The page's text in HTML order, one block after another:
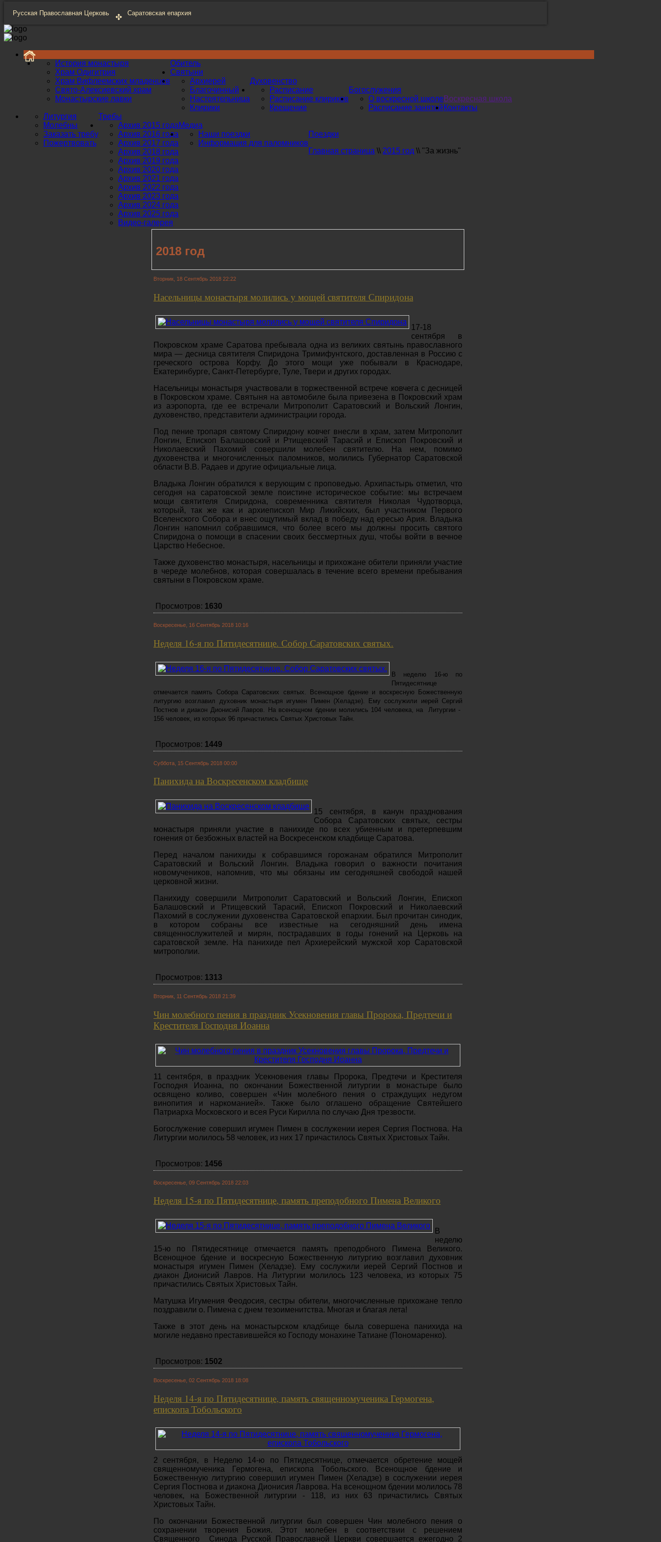
Русская Православная Церковь Саратовская епархия
Обитель
История монастыря
Храм Одигитрия
Храм Вифлеемских младенцев
Свято-Алексиевский храм
Монастырские лавки
Святыни
Духовенство
Архиерей
Благочинный
Настоятельница
Клирики
Богослужения
Расписание
Расписание клириков
Крещение
Воскресная школа
О воскресной школе
Расписание занятий Контакты
Требы
Литургия
Молебны
Заказать требу
Пожертвовать
Медиа
Архив 2015 года
Архив 2016 года
Архив 2017 года
Архив 2018 года
Архив 2019 года
Архив 2020 года
Архив 2021 года
Архив 2022 года
Архив 2023 года
Архив 2024 года
Архив 2025 года
Видео-галерея
Поездки
Наши поездки
Информация для паломников
Главная страница \\ 2015 год \\ "За жизнь"
2018 год
Вторник, 18 Сентябрь 2018 22:22
Насельницы монастыря молились у мощей святителя Спиридона
17-18
сентября в
Покровском храме Саратова пребывала одна из великих святынь православного
мира — десница святителя Спиридона Тримифунтского, доставленная в Россию с
греческого острова Корфу. До этого мощи уже побывали в Краснодаре,
Екатеринбурге, Санкт-Петербурге, Туле, Твери и других городах.
Насельницы монастыря участвовали в торжественной встрече ковчега с десницей
в Покровском храме. Святыня на автомобиле была привезена в Покровский храм
из аэропорта, где ее встречали Митрополит Саратовский и Вольский Лонгин,
духовенство, представители администрации города.
Под пение тропаря святому Спиридону ковчег внесли в храм, затем Митрополит
Лонгин, Епископ Балашовский и Ртищевский Тарасий и Епископ Покровский и
Николаевский Пахомий совершили молебен святителю. На нем, помимо
духовенства и многочисленных паломников, молились Губернатор Саратовской
области В.В. Радаев и другие официальные лица.
Владыка Лонгин обратился к верующим с проповедью. Архипастырь отметил, что
сегодня на саратовской земле поистине историческое событие: мы встречаем
мощи святителя Спиридона, современника святителя Николая Чудотворца,
который, так же как и архиепископ Мир Ликийских, был участником Первого
Вселенского Собора и внес ощутимый вклад в победу над ересью Ария. Владыка
Лонгин напомнил собравшимся, что более всего мы должны просить святого
Спиридона о помощи в спасении своих бессмертных душ, чтобы войти в вечное
Царство Небесное.
Также духовенство монастыря, насельницы и прихожане обители приняли участие
в череде молебнов, которая совершалась в течение всего времени пребывания
святыни в Покровском храме.
Просмотров: 1630
Воскресенье, 16 Сентябрь 2018 10:16
Неделя 16-я по Пятидесятнице. Собор Саратовских святых.
В неделю 16-ю по
Пятидесятнице
отмечается память Собора Саратовских святых. Всенощное бдение и воскресную Божественную
литургию возглавил духовник монастыря игумен Пимен (Хеладзе). Ему сослужили иерей Сергий
Постнов и диакон Дионисий Лавров. На всенощном бдении молились 104 человека, на Литургии -
156 человек, из которых 96 причастились Святых Христовых Тайн.
Просмотров: 1449
Суббота, 15 Сентябрь 2018 00:00
Панихида на Воскресенском кладбище
15 сентября, в канун празднования
Собора Саратовских святых, сестры
монастыря приняли участие в панихиде по всех убиенным и претерпевшим
гонения от безбожных властей на Воскресенском кладбище Саратова.
Перед началом панихиды к собравшимся горожанам обратился Митрополит
Саратовский и Вольский Лонгин. Владыка говорил о важности почитания
новомучеников, напомнив, что мы обязаны им сегодняшней свободой нашей
церковной жизни.
Панихиду совершили Митрополит Саратовский и Вольский Лонгин, Епископ
Балашовский и Ртищевский Тарасий, Епископ Покровский и Николаевский
Пахомий в сослужении духовенства Саратовской епархии. Был прочитан синодик,
в котором собраны все известные на сегодняшний день имена
священнослужителей и мирян, пострадавших в годы гонений на Церковь на
саратовской земле. На панихиде пел Архиерейский мужской хор Саратовской
митрополии.
Просмотров: 1313
Вторник, 11 Сентябрь 2018 21:39
Чин молебного пения в праздник Усекновения главы Пророка, Предтечи и
Крестителя Господня Иоанна
11 сентября, в праздник Усекновения главы Пророка, Предтечи и Крестителя
Господня Иоанна, по окончании Божественной литургии в монастыре было
освящено коливо, совершен «Чин молебного пения о страждущих недугом
винопития и наркоманией». Также было оглашено обращение Святейшего
Патриарха Московского и всея Руси Кирилла по случаю Дня трезвости.
Богослужение совершил игумен Пимен в сослужении иерея Сергия Постнова. На
Литургии молилось 58 человек, из них 17 причастилось Святых Христовых Тайн.
Просмотров: 1456
Воскресенье, 09 Сентябрь 2018 22:03
Неделя 15-я по Пятидесятнице, память преподобного Пимена Великого
В
неделю
15-ю по Пятидесятнице отмечается память преподобного Пимена Великого.
Всенощное бдение и воскресную Божественную литургию возглавил духовник
монастыря игумен Пимен (Хеладзе). Ему сослужили иерей Сергий Постнов и
диакон Дионисий Лавров. На Литургии молилось 123 человека, из которых 75
причастились Святых Христовых Тайн.
Матушка Игумения Феодосия, сестры обители, многочисленные прихожане тепло
поздравили о. Пимена с днем тезоименитства. Многая и благая лета!
Также в этот день на монастырском кладбище была совершена панихида на
могиле недавно преставившейся ко Господу монахине Татиане (Пономаренко).
Просмотров: 1502
Воскресенье, 02 Сентябрь 2018 18:08
Неделя 14-я по Пятидесятнице, память священномученика Гермогена,
епископа Тобольского
2 сентября, в Неделю 14-ю по Пятидесятнице, отмечается обретение мощей
священномученика Гермогена, епископа Тобольского. Всенощное бдение и
Божественную литургию совершил игумен Пимен (Хеладзе) в сослужении иерея
Сергия Постнова и диакона Дионисия Лаврова. На всенощном бдении молилось 78
человек, на Божественной литургии - 118, из них 63 причастились Святых
Христовых Тайн.
По окончании Божественной литургии был совершен Чин молебного пения о
сохранении творения Божия. Этот молебен в соответствии с решением
Священного Синода Русской Православной Церкви совершается ежегодно 2